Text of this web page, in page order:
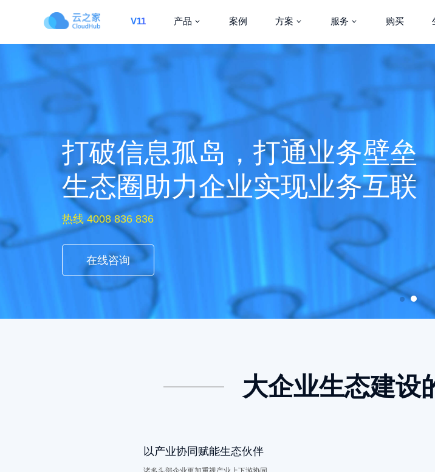
V11 产品 案例 方案 服务 购买
云之家生态圈协同门户
帮助企业连接每一位生态伙伴
热线 4008 836 836
申请试用
大企业生态建设
以产业协同赋能生态伙伴